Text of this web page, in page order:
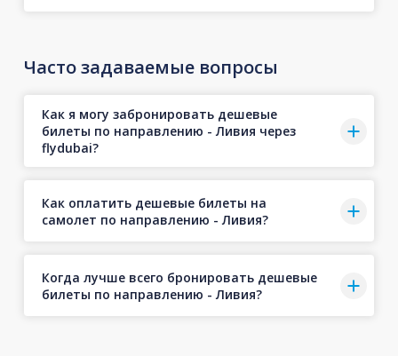
Часто задаваемые вопросы
Как я могу забронировать дешевые
билеты по направлению - Ливия через
flydubai?
Как оплатить дешевые билеты на
самолет по направлению - Ливия?
Когда лучше всего бронировать дешевые
билеты по направлению - Ливия?